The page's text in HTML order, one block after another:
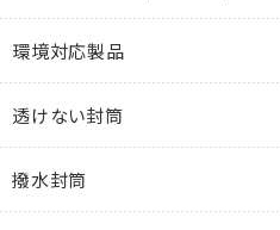
透けない封筒
クラフト封筒
白封筒
カラー封筒
角3保存袋
角2紐付マチなし
角2角底
ケント
ケントプレミア
白封筒
ケント
機能性封筒
その他
カラー封筒
パステルカラー封筒
かんたん開封封筒
クラフト封筒
白封筒
ケント
機能性封筒
パステルカラー封筒
エコ封筒
洋1封筒
洋2封筒
白封筒
パステルカラー封筒
洋3封筒
洋4封筒
洋長6
保存袋・角底
レントゲン袋
大型袋
角2角底
アラモード
トゥインクル
メタル
パールレイド
はがき
名刺
プリンター専用紙
ラベル
賞状
はがき
名刺
その他
封筒・カード
賞状・証書
はがき
名刺
環境対応製品
透けない封筒
撥水封筒